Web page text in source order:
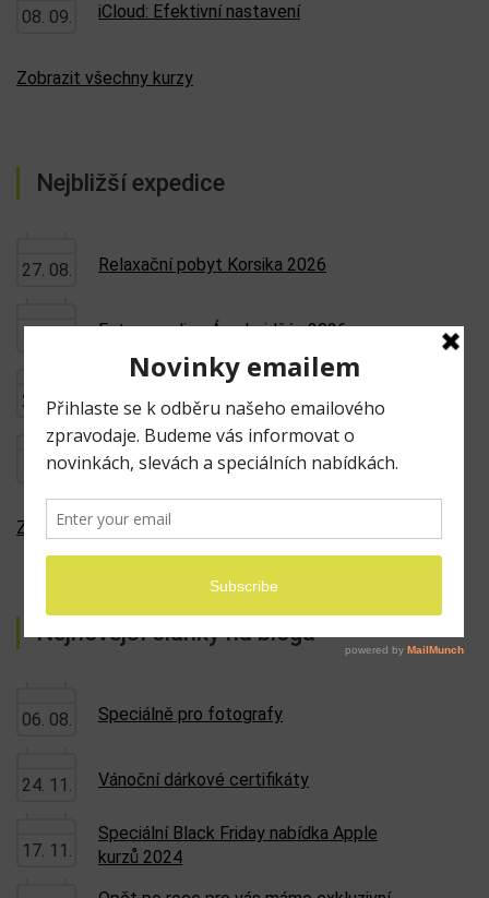
08. 09. iCloud: Efektivní nastavení
Zobrazit všechny kurzy
Nejbližší expedice
27. 08. Relaxační pobyt Korsika 2026
Fotoexpedice Ázerbajdžán 2026
29. 09. Fotoexpedice Singapur Special 2026
10. 10.
VIP Tech. expedice od Tesla a
Robotaxi až po SpaceX a NASA
Zobrazit všechny expedice
Nejnovější články na blogu
06. 08. Speciálně pro fotografy
24. 11. Vánoční dárkové certifikáty
17. 11.
Speciální Black Friday nabídka Apple
kurzů 2024